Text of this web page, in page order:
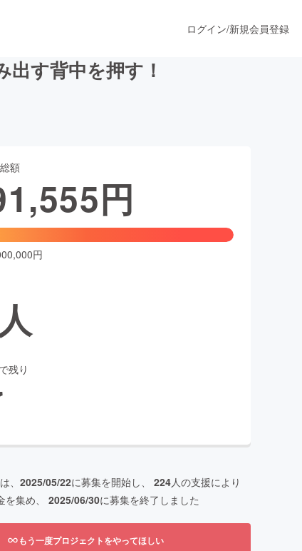
ファッション
ログイン/新規会員登録
す背中を押す！
額
円
円
人
残り
、 2025/05/22に募集を開始し、 224人の支援により
を集め、 2025/06/30に募集を終了しました
もう一度プロジェクトをやってほしい